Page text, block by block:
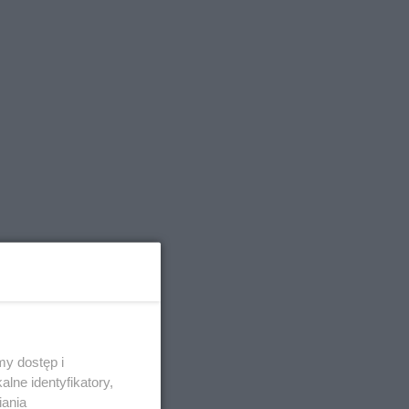
dostęp i
identyfikatory,